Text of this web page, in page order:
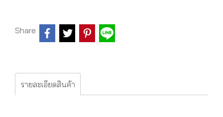
Share
รายละเอียดสินค้า